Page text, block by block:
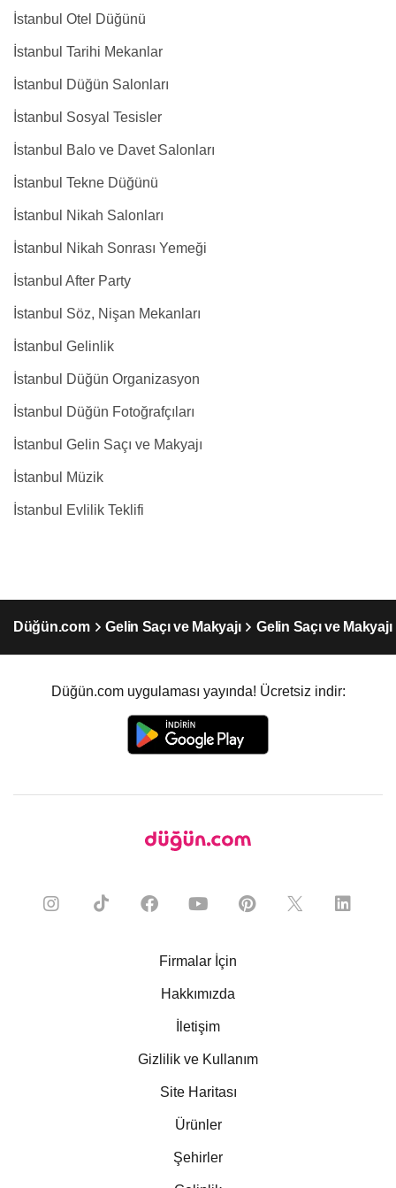
İstanbul Otel Düğünü
İstanbul Tarihi Mekanlar
İstanbul Düğün Salonları
İstanbul Sosyal Tesisler
İstanbul Balo ve Davet Salonları
İstanbul Tekne Düğünü
İstanbul Nikah Salonları
İstanbul Nikah Sonrası Yemeği
İstanbul After Party
İstanbul Söz, Nişan Mekanları
İstanbul Gelinlik
İstanbul Düğün Organizasyon
İstanbul Düğün Fotoğrafçıları
İstanbul Gelin Saçı ve Makyajı
İstanbul Müzik
İstanbul Evlilik Teklifi
Düğün.com Gelin Saçı ve Makyajı Gelin Saçı ve
Düğün.com uygulaması yayında! Ücretsiz indir:
Firmalar İçin
Hakkımızda
İletişim
Gizlilik ve Kullanım
Site Haritası
Ürünler
Şehirler